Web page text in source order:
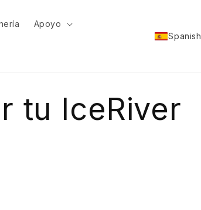
Apoyo
Spanish
tu IceRiver